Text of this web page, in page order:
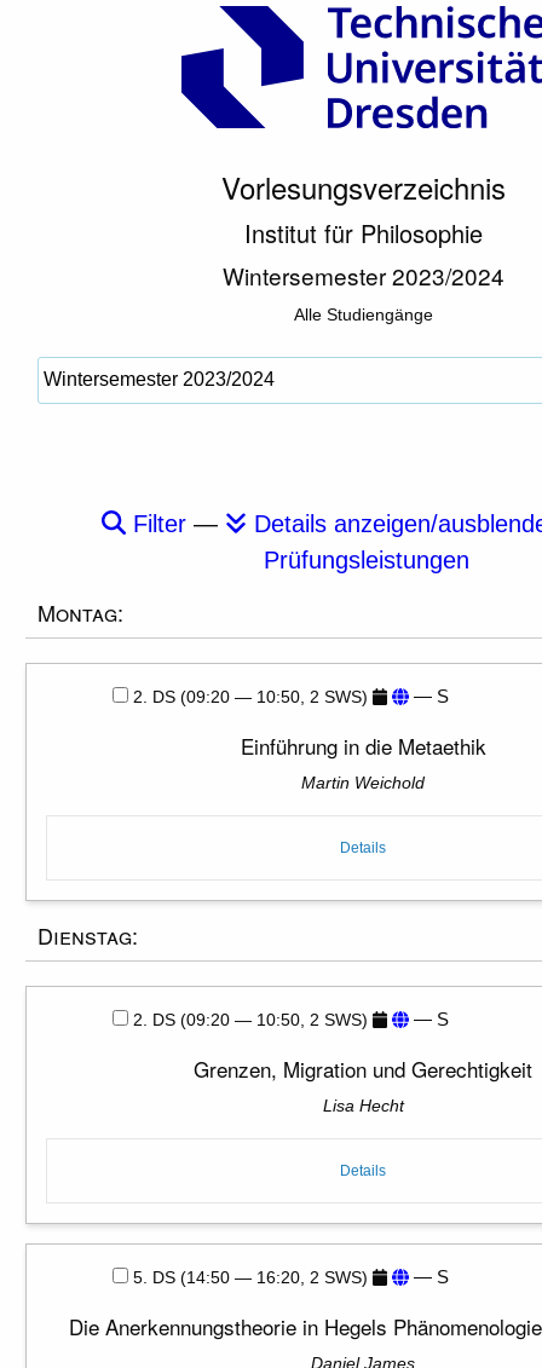
Vorlesungsverzeichnis
Institut für Philosophie
Wintersemester 2023/2024
Alle Studiengänge
Filter —
Details anzeigen/
Prüfungsleistungen
Montag:
2. DS (09:20 — 10:50, 2 SWS) — S
Einführung in die Metaethik
Martin Weichold
Details
Dienstag:
2. DS (09:20 — 10:50, 2 SWS) — S
Grenzen, Migration und Gerechtigkeit
Lisa Hecht
Details
5. DS (14:50 — 16:20, 2 SWS) — S
Die Anerkennungstheorie in Hegels
Daniel James